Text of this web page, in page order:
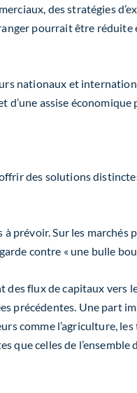
des stratégies
pourrait être réduite
nationaux et
d’une assise économique
des solutions
prévoir. Sur les marchés
contre « une bulle
flux de capitaux vers
précédentes. Une part
comme l’agriculture, les
celles de l’ensemble